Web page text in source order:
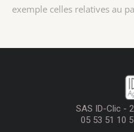
exemple celles relatives au
SAS ID-Clic -
05 53 51 10